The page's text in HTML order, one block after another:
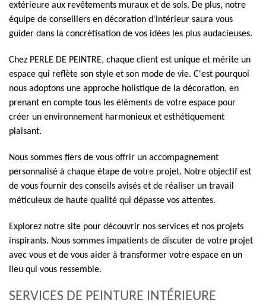
extérieure aux revêtements muraux et de sols. De plus, notre
équipe de conseillers en décoration d'intérieur saura vous
guider dans la concrétisation de vos idées les plus audacieuses.
Chez PERLE DE PEINTRE, chaque client est unique et mérite un
espace qui reflète son style et son mode de vie. C'est pourquoi
nous adoptons une approche holistique de la décoration, en
prenant en compte tous les éléments de votre espace pour
créer un environnement harmonieux et esthétiquement
plaisant.
Nous sommes fiers de vous offrir un accompagnement
personnalisé à chaque étape de votre projet. Notre objectif est
de vous fournir des conseils avisés et de réaliser un travail
méticuleux de haute qualité qui dépasse vos attentes.
Explorez notre site pour découvrir nos services et nos projets
inspirants. Nous sommes impatients de discuter de votre projet
avec vous et de vous aider à transformer votre espace en un
lieu qui vous ressemble.
SERVICES DE PEINTURE INTÉRIEURE